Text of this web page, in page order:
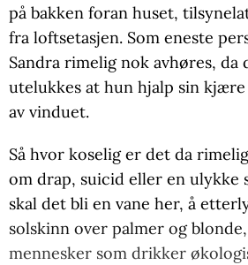
på bakken foran huset,
fra loftsetasjen. Som eneste
Sandra rimelig nok avhøres, da
utelukkes at hun hjalp sin
av vinduet.
Så hvor koselig er det da
om drap, suicid eller en ulykke
skal det bli en vane her, å
solskinn over palmer og
mennesker som drikker